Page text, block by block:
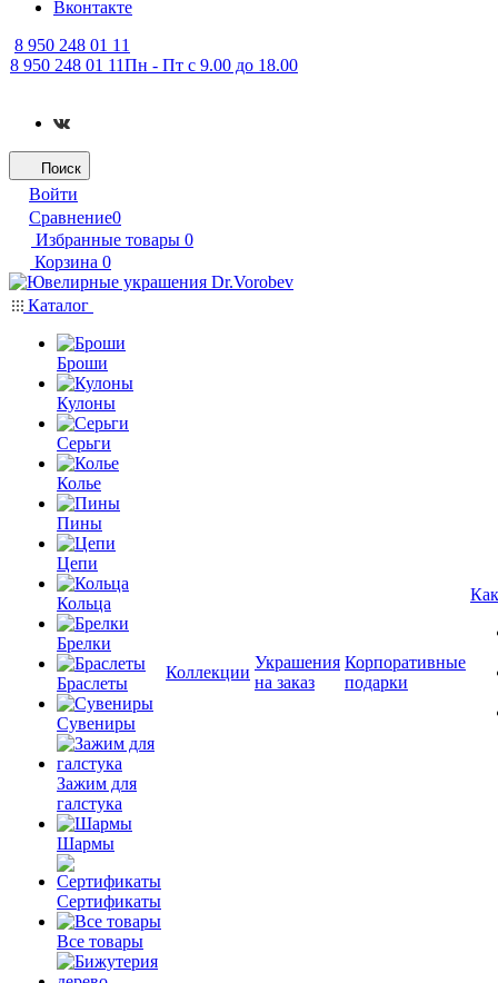
Вконтакте
8 950 248 01 11
8 950 248 01 11Пн - Пт с 9.00 до 18.00
Поиск
Войти
Сравнение0
Избранные товары 0
Корзина 0
Каталог
Броши
Кулоны
Серьги
Колье
Пины
Цепи
Кольца
Брелки
Браслеты
Сувениры
Зажим для
галстука
Шармы
Сертификаты
Все товары
Коллекции
Украшения
на заказ
Корпоративные
подарки